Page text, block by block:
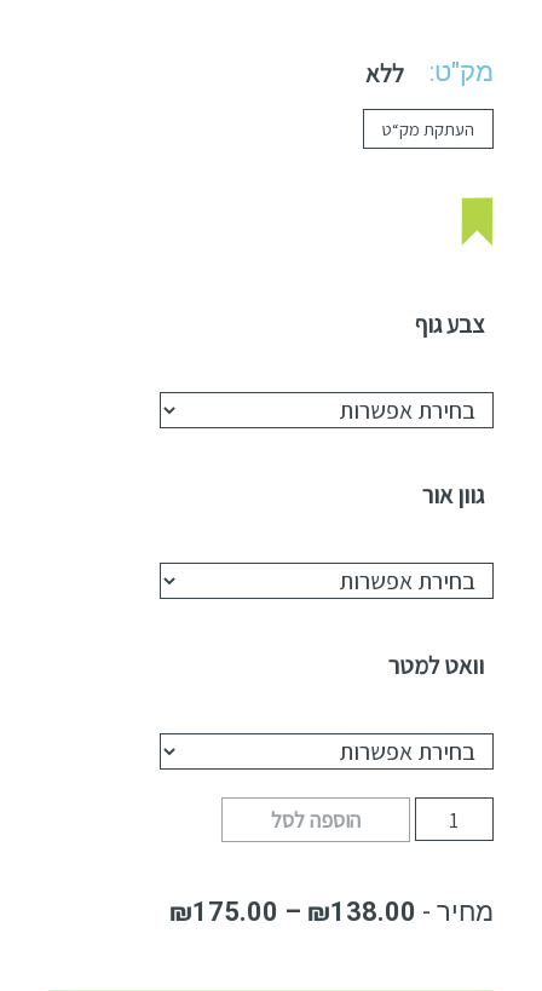
מק"ט: ללא
העתקת מק“ט
צבע גוף
גוון אור
וואט למטר
הוספה לסל
₪138.00
–
₪175.00